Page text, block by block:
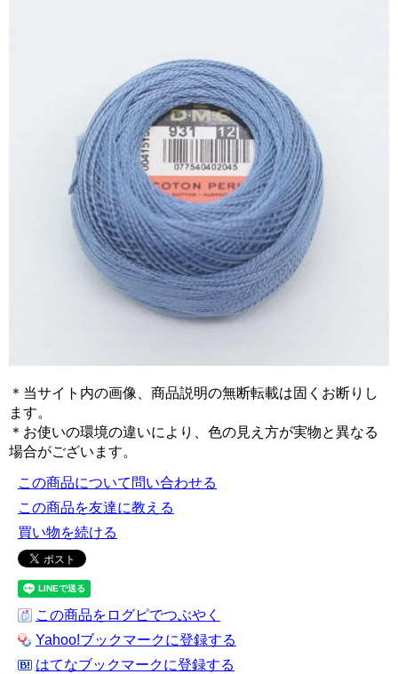
＊当サイト内の画像、商品説明の無断転載は固くお断りし
ます。
＊お使いの環境の違いにより、色の見え方が実物と異なる
場合がございます。
この商品について問い合わせる
この商品を友達に教える
買い物を続ける
この商品をログピでつぶやく
Yahoo!ブックマークに登録する
はてなブックマークに登録する